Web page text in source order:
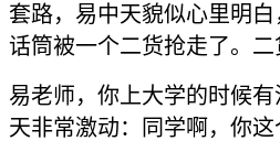
套路，易中天貌似心里明白
话筒被一个二货抢走了。二
易老师，你上大学的时候
天非常激动：同学啊，你这